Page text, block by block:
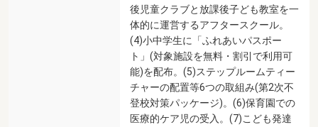
後児童クラブと放課後子ども教室を一
体的に運営するアフタースクール。
(4)小中学生に「ふれあいパスポー
ト」(対象施設を無料・割引で利用可
能)を配布。(5)ステップルームティー
チャーの配置等6つの取組み(第2次不
登校対策パッケージ)。(6)保育園での
医療的ケア児の受入。(7)こども発達